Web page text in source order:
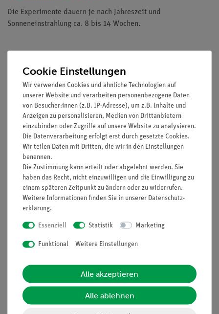
Die Experimente dauern je nach Jahreszeit und
Sonneneinstrahlung ca. 8 bis 14 Wochen.
Media / Downloads
Kunden interessierten sich auch
für…
Artikel-Nr.:65752-99
Photosyntheselampe,
LED, Vollspektrum, 27
Artikel-Nr.:65750-00
Schülerversuche Die
Mendelschen
Vererbungsregeln -
Mendel in a Box
Cookie Einstellungen
Wir verwenden Cookies und ähnliche Technologien auf
unserer Website und verarbeiten personenbezogene Daten
von Besucher:innen (z.B. IP-Adresse), um z.B. Inhalte und
Anzeigen zu personalisieren, Medien von Drittanbietern
einzubinden oder Zugriffe auf unsere Website zu analysieren.
Die Datenverarbeitung erfolgt erst durch gesetzte Cookies.
Wir teilen Daten mit Dritten, die wir in den Einstellungen
benennen.
Die Zustimmung kann erteilt oder abgelehnt werden. Sie
haben das Recht, nicht einzuwilligen und die Einwilligung zu
einem späteren Zeitpunkt zu ändern oder zu widerrufen.
Weitere Informationen finden Sie in unserer Daten­schutz­
erklärung.
Essenziell Statistik Marketing
Funktional Weitere Einstellungen
Alle akzeptieren
Alle ablehnen